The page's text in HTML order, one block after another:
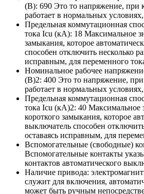
(В): 690 Это то напряжение, при
работает в нормальных
Предельная коммутационная
тока Icu (кА): 18 Максимальное
замыкания, которое
способен отключить несколько
исправным, для переменного
Номинальное рабочее
(В)2: 400 Это то напряжение,
работает в нормальных
Предельная коммутационная
тока Icu (кА)2: 40 Максимальное
короткого замыкания, которое
выключатель способен
оставаясь исправным, для
Вспомогательные (свободные)
Вспомогательные контакты
контактов автоматического
Наличие привода:
служит для включения,
может быть ручным